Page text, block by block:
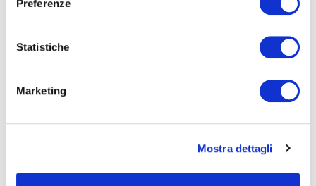
Preferenze
Statistiche
Marketing
Mostra dettagli